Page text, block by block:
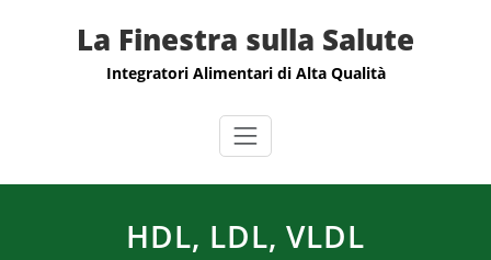
La Finestra sulla Salute
Integratori Alimentari di Alta Qualità
HDL, LDL, VLDL